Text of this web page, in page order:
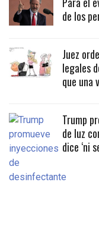
de los
Juez
legales
que una
Trump
de luz
dice ‘ni